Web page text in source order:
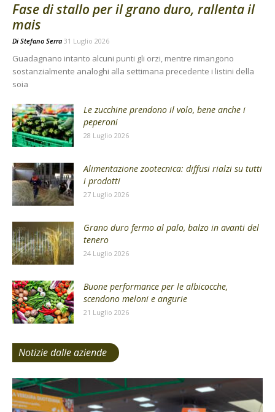
Fase di stallo per il grano duro, rallenta il
mais
Di Stefano Serra 31 Luglio 2026
Guadagnano intanto alcuni punti gli orzi, mentre rimangono
sostanzialmente analoghi alla settimana precedente i listini della
soia
Le zucchine prendono il volo, bene anche i
peperoni
28 Luglio 2026
Alimentazione zootecnica: diffusi rialzi su tutti
i prodotti
27 Luglio 2026
Grano duro fermo al palo, balzo in avanti del
tenero
24 Luglio 2026
Buone performance per le albicocche,
scendono meloni e angurie
21 Luglio 2026
Notizie dalle aziende